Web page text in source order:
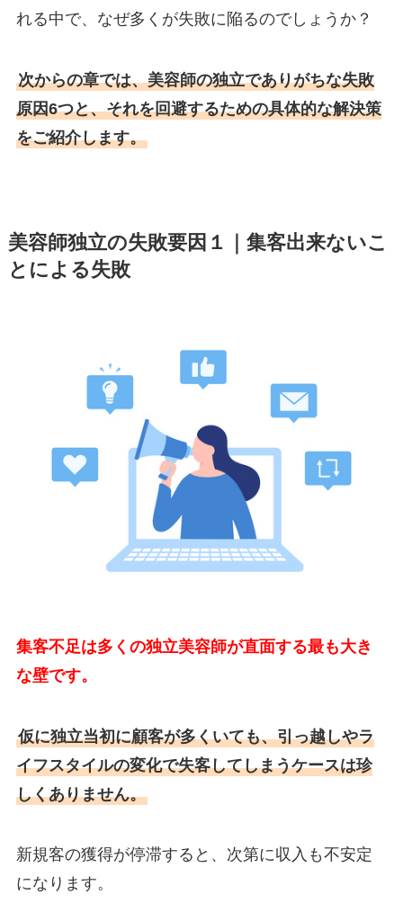
れる中で、なぜ多くが失敗に陥るのでしょうか？
次からの章では、美容師の独立でありがちな失敗
原因6つと、それを回避するための具体的な解決策
をご紹介します。
美容師独立の失敗要因１｜集客出来ないこ
とによる失敗
集客不足は多くの独立美容師が直面する最も大き
な壁です。
仮に独立当初に顧客が多くいても、引っ越しやラ
イフスタイルの変化で失客してしまうケースは珍
しくありません。
新規客の獲得が停滞すると、次第に収入も不安定
になります。